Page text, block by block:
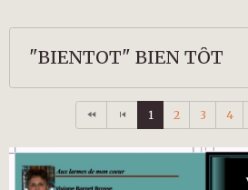
"BIENTOT" BIEN TÔT
1 2 3 4